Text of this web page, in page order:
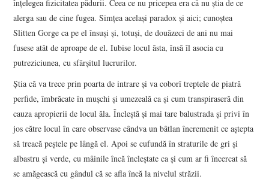
înțelegea fizicitatea pădurii. Ceea ce nu pricepea era că nu știa de ce
alerga sau de cine fugea. Simțea același paradox și aici; cunoștea
Slitten Gorge ca pe el însuși și, totuși, de douăzeci de ani nu mai
fusese atât de aproape de el. Iubise locul ăsta, însă îl asocia cu
putreziciunea, cu sfârșitul lucrurilor.
Știa că va trece prin poarta de intrare și va coborî treptele de piatră
perfide, îmbrăcate în mușchi și umezeală ca și cum transpiraseră din
cauza apropierii de locul ăla. Încleștă și mai tare balustrada și privi în
jos către locul în care observase cândva un bâtlan încremenit ce aștepta
să treacă peștele pe lângă el. Apoi se cufundă în straturile de gri și
albastru și verde, cu mâinile încă încleștate ca și cum ar fi încercat să
se amăgească cu gândul că se afla încă la nivelul străzii.